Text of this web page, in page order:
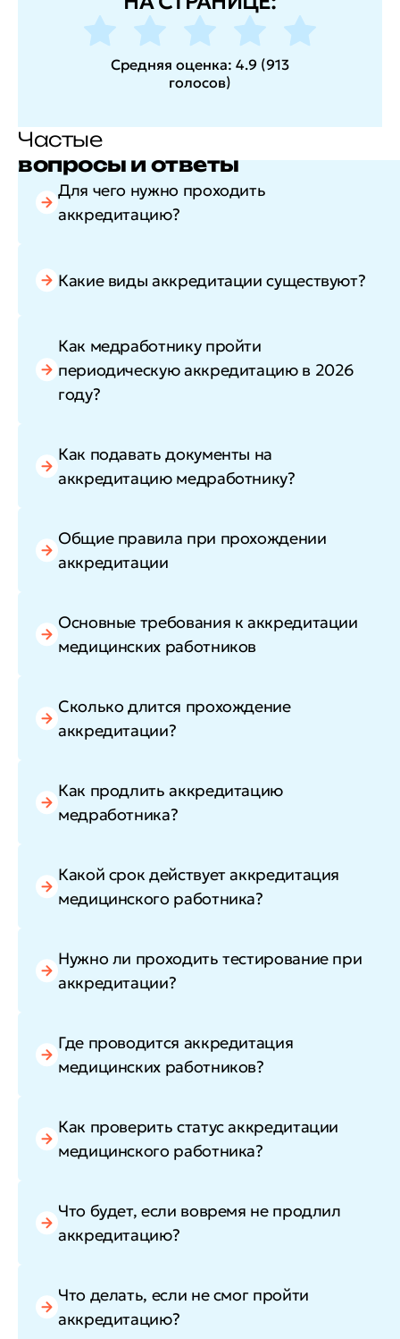
Средняя оценка: 4.9 (913
голосов)
Частые
вопросы и ответы
Для чего нужно проходить
аккредитацию?
Какие виды аккредитации существуют?
Как медработнику пройти
периодическую аккредитацию в 2026
году?
Как подавать документы на
аккредитацию медработнику?
Общие правила при прохождении
аккредитации
Основные требования к аккредитации
медицинских работников
Сколько длится прохождение
аккредитации?
Как продлить аккредитацию
медработника?
Какой срок действует аккредитация
медицинского работника?
Нужно ли проходить тестирование при
аккредитации?
Где проводится аккредитация
медицинских работников?
Как проверить статус аккредитации
медицинского работника?
Что будет, если вовремя не продлил
аккредитацию?
Что делать, если не смог пройти
аккредитацию?